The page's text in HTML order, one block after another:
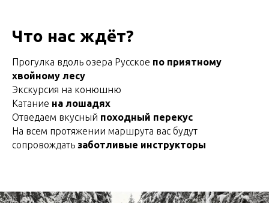
Что нас ждёт?
Прогулка вдоль озера Русское по приятному
хвойному лесу
Экскурсия на конюшню
Катание на лошадях
Отведаем вкусный походный перекус
На всем протяжении маршрута вас будут
сопровождать заботливые инструкторы